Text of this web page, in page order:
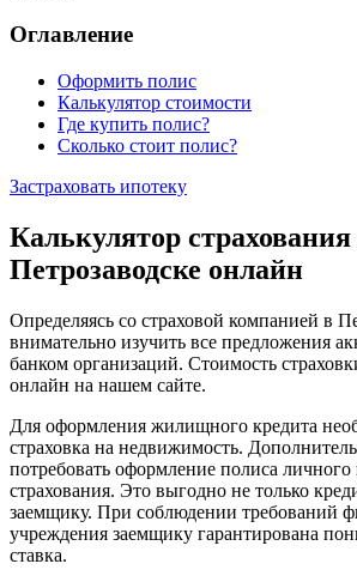
Оглавление
Оформить полис
Калькулятор стоимости
Где купить полис?
Сколько стоит полис?
Застраховать ипотеку
Калькулятор
Петрозаводске онлайн
Определяясь со страховой компанией в
внимательно изучить все предложения
банком организаций. Стоимость
онлайн на нашем сайте.
Для оформления жилищного кредита
страховка на недвижимость.
потребовать оформление полиса личного
страхования. Это выгодно не только
заемщику. При соблюдении требований
учреждения заемщику гарантирована
ставка.